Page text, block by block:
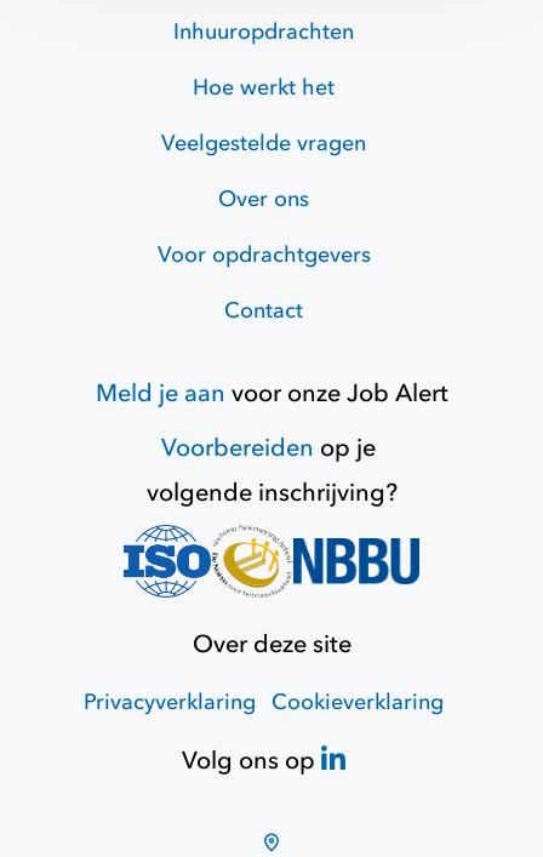
Inhuuropdrachten
Hoe werkt het
Veelgestelde vragen
Over ons
Voor opdrachtgevers
Contact
Meld je aan voor onzeJob Alert
Voorbereiden op je
volgende inschrijving?
Over deze site
Privacyverklaring Cookieverklaring
Volg ons op